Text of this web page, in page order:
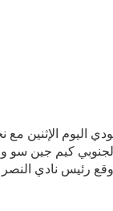
اليوم الإثنين مع
كيم جين سو
رئيس نادي